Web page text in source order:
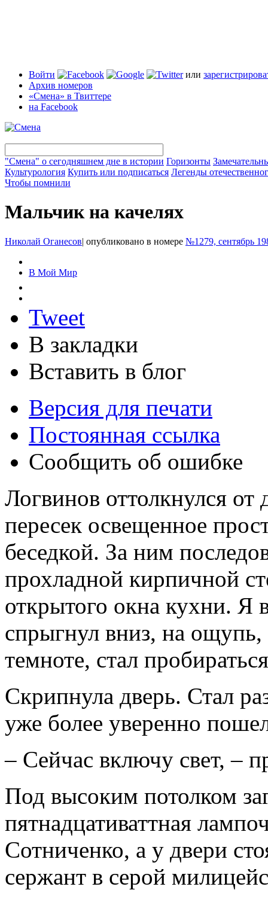
Войти или
Архив номеров
«Смена» в Твиттере
на Facebook
"Смена" о сегодняшнем дне в истории Горизонты
Культурология Купить или подписаться Легенды
Чтобы помнили
Мальчик на качелях
Николай Оганесов| опубликовано в номере №1279, сентябрь
В Мой Мир
Tweet
В закладки
Вставить в блог
Версия для печати
Постоянная ссылка
Сообщить об ошибке
Логвинов оттолкнулся
пересек освещенное
беседкой. За ним
прохладной кирпичной
открытого окна кухни. Я
спрыгнул вниз, на ощупь,
темноте, стал
Скрипнула дверь. Стал
уже более уверенно
– Сейчас включу свет, –
Под высоким потолком
пятнадцативаттная
Сотниченко, а у двери
сержант в серой